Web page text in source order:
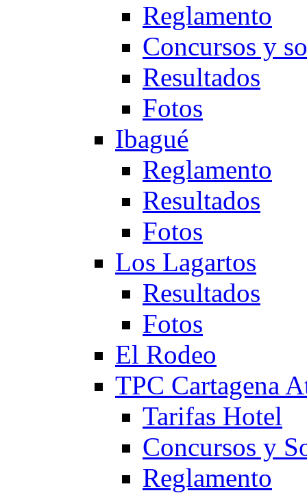
Reglamento
Concursos y
Resultados
Fotos
Ibagué
Reglamento
Resultados
Fotos
Los Lagartos
Resultados
Fotos
El Rodeo
TPC Cartagena
Tarifas Hotel
Concursos y
Reglamento